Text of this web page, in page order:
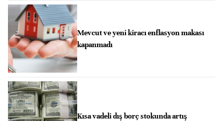
Mevcut ve yeni kiracı enflasyon makası
kapanmadı
Kısa vadeli dış borç stokunda artış